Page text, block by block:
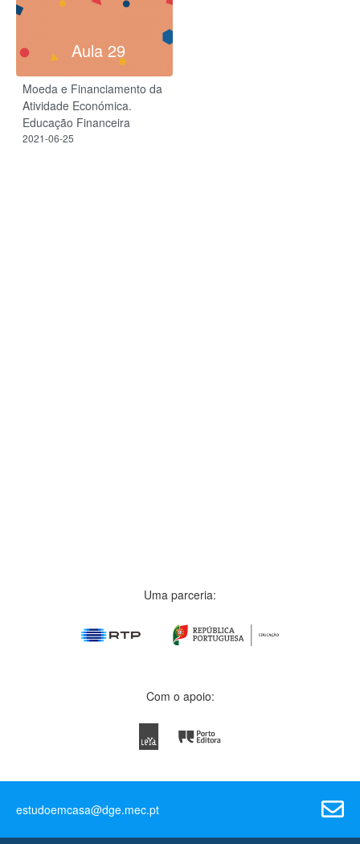
Aula 29
Moeda e Financiamento da
Atividade Económica.
Educação Financeira
2021-06-25
Uma parceria:
Com o apoio:
estudoemcasa@dge.mec.pt